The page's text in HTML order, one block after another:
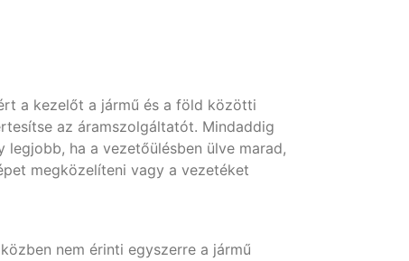
a kezelőt a jármű és a föld közötti
az áramszolgáltatót. Mindaddig
ha a vezetőülésben ülve marad,
megközelíteni vagy a vezetéket
nem érinti egyszerre a jármű